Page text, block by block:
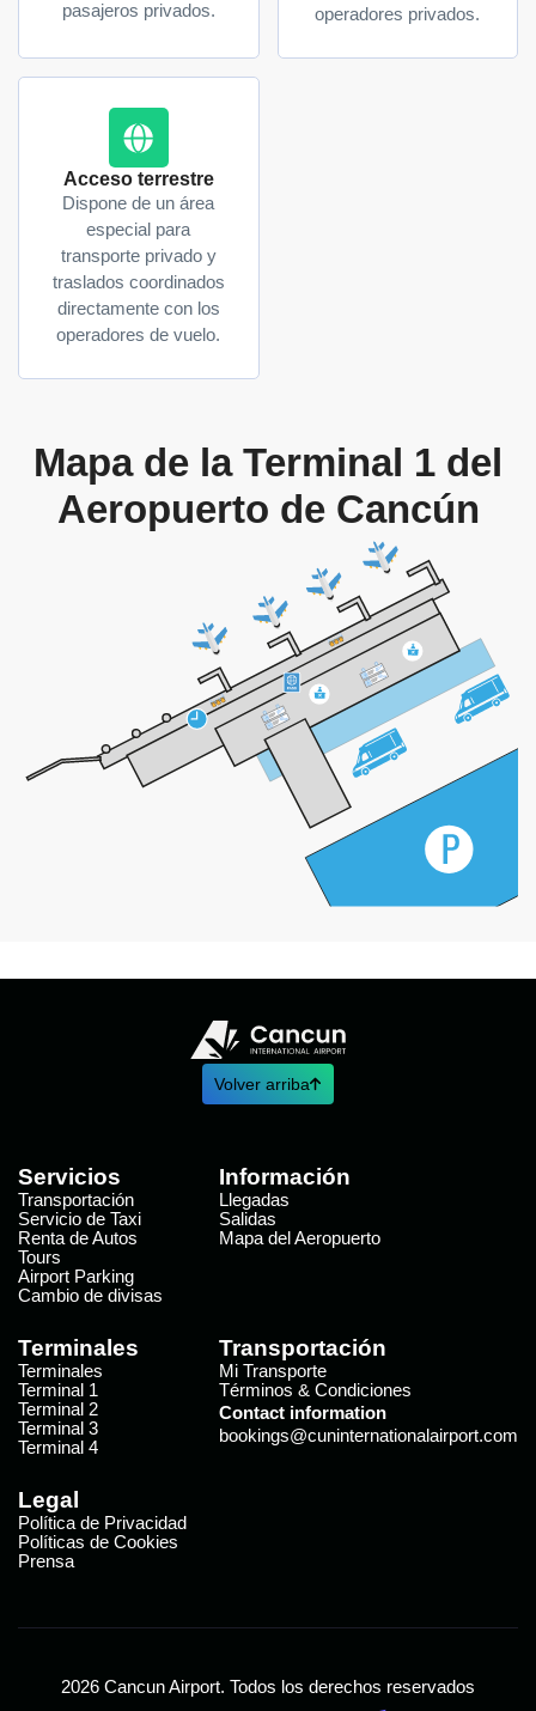
pasajeros privados.
operadores privados.
Acceso terrestre
Dispone de un área
especial para
transporte privado y
traslados coordinados
directamente con los
operadores de vuelo.
Mapa de la Terminal 1 del
Aeropuerto de Cancún
Volver arriba
Servicios
Transportación
Servicio de Taxi
Renta de Autos
Tours
Airport Parking
Cambio de divisas
Información
Llegadas
Salidas
Mapa del Aeropuerto
Terminales
Terminales
Terminal 1
Terminal 2
Terminal 3
Terminal 4
Transportación
Mi Transporte
Términos & Condiciones
Contact information
bookings@cuninternationalairport.com
Legal
Política de Privacidad
Políticas de Cookies
Prensa
2026 Cancun Airport. Todos los derechos reservados